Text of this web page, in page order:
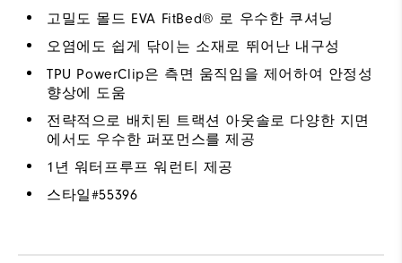
고밀도 몰드 EVA FitBed® 로 우수한 쿠셔닝
오염에도 쉽게 닦이는 소재로 뛰어난 내구성
TPU PowerClip은 측면 움직임을 제어하여 안정성
향상에 도움
전략적으로 배치된 트랙션 아웃솔로 다양한 지면
에서도 우수한 퍼포먼스를 제공
1년 워터프루프 워런티 제공
스타일#55396